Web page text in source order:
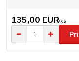
135,00 EUR/ks